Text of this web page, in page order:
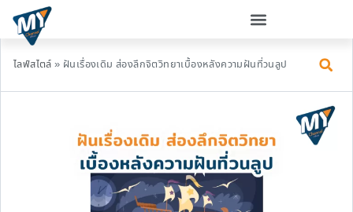
ไลฟ์สไตล์ » ฝันเรื่องเดิม ส่องลึกจิตวิทยาเบื้องหลังความฝันที่วนลูป